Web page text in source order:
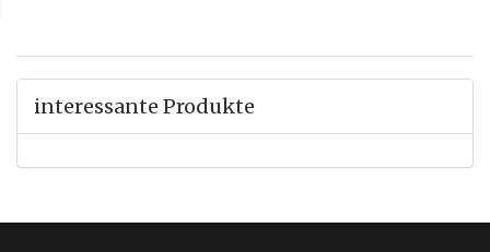
interessante Produkte